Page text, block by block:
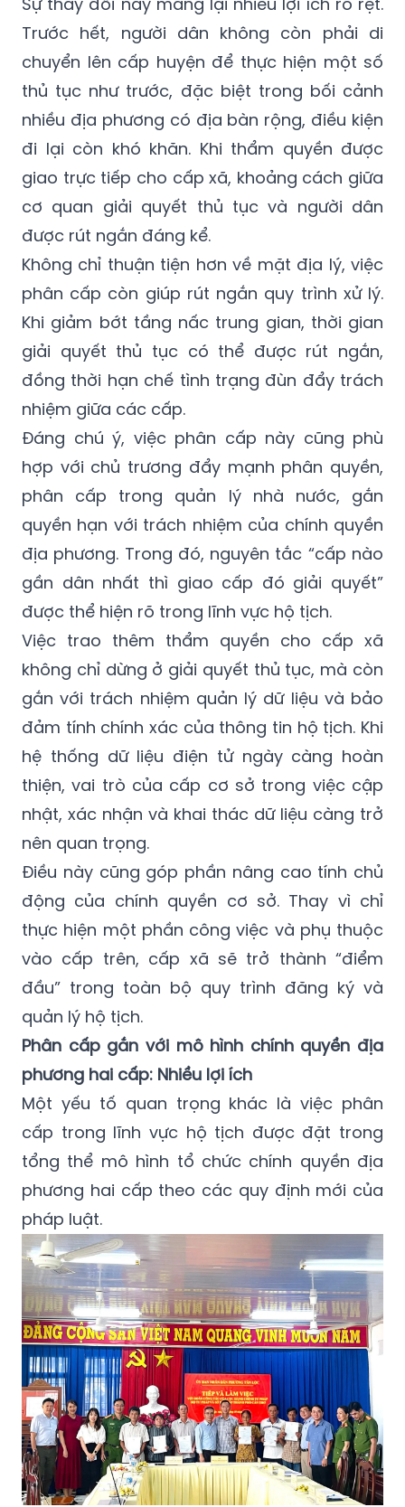
Trước hết, người dân không còn phải di
chuyển lên cấp huyện để thực hiện một số
thủ tục như trước, đặc biệt trong bối cảnh
nhiều địa phương có địa bàn rộng, điều kiện
đi lại còn khó khăn. Khi thẩm quyền được
giao trực tiếp cho cấp xã, khoảng cách giữa
cơ quan giải quyết thủ tục và người dân
được rút ngắn đáng kể.
Không chỉ thuận tiện hơn về mặt địa lý, việc
phân cấp còn giúp rút ngắn quy trình xử lý.
Khi giảm bớt tầng nấc trung gian, thời gian
giải quyết thủ tục có thể được rút ngắn,
đồng thời hạn chế tình trạng đùn đẩy trách
nhiệm giữa các cấp.
Đáng chú ý, việc phân cấp này cũng phù
hợp với chủ trương đẩy mạnh phân quyền,
phân cấp trong quản lý nhà nước, gắn
quyền hạn với trách nhiệm của chính quyền
địa phương. Trong đó, nguyên tắc “cấp nào
gần dân nhất thì giao cấp đó giải quyết”
được thể hiện rõ trong lĩnh vực hộ tịch.
Việc trao thêm thẩm quyền cho cấp xã
không chỉ dừng ở giải quyết thủ tục, mà còn
gắn với trách nhiệm quản lý dữ liệu và bảo
đảm tính chính xác của thông tin hộ tịch. Khi
hệ thống dữ liệu điện tử ngày càng hoàn
thiện, vai trò của cấp cơ sở trong việc cập
nhật, xác nhận và khai thác dữ liệu càng trở
nên quan trọng.
Điều này cũng góp phần nâng cao tính chủ
động của chính quyền cơ sở. Thay vì chỉ
thực hiện một phần công việc và phụ thuộc
vào cấp trên, cấp xã sẽ trở thành “điểm
đầu” trong toàn bộ quy trình đăng ký và
quản lý hộ tịch.
Phân cấp gắn với mô hình chính quyền địa
phương hai cấp: Nhiều lợi ích
Một yếu tố quan trọng khác là việc phân
cấp trong lĩnh vực hộ tịch được đặt trong
tổng thể mô hình tổ chức chính quyền địa
phương hai cấp theo các quy định mới của
pháp luật.